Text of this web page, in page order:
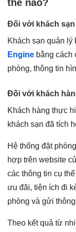
thế nào?
Đối với khách sạn
Khách sạn quản lý
Engine bằng cách
phòng, thông tin
Đối với khách
Khách hàng thực
khách sạn đã tích
Hệ thống đặt
hợp trên website
các thông tin cụ
ưu đãi, tiện ích đi
phòng và gửi
Theo kết quả từ